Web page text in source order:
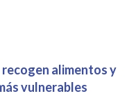
alimentos y
vulnerables